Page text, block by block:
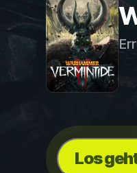
Los